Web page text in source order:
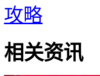
攻略
相关资讯